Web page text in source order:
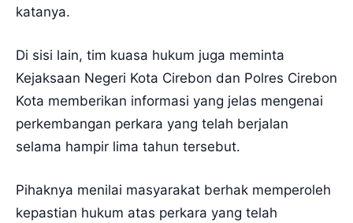
katanya.
Di sisi lain, tim kuasa hukum juga meminta
Kejaksaan Negeri Kota Cirebon dan Polres Cirebon
Kota memberikan informasi yang jelas mengenai
perkembangan perkara yang telah berjalan
selama hampir lima tahun tersebut.
Pihaknya menilai masyarakat berhak memperoleh
kepastian hukum atas perkara yang telah